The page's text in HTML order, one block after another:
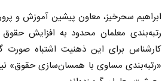
ابراهیم سحرخیز، معاون پیشین آموزش و
رتبه‌بندی معلمان محدود به افزایش
کارشناس برای این ذهنیت اشتباه
«رتبه‌بندی مساوی با همسان‌سازی حقوق»